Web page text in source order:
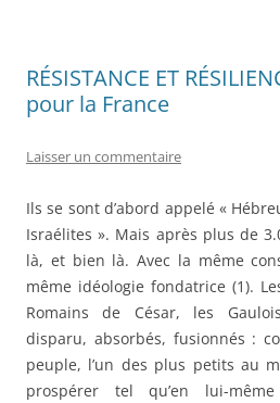
RÉSISTANCE ET
pour la France
Laisser un commentaire
Ils se sont d’abord appelé «
Israélites ». Mais après plus de
là, et bien là. Avec la même
même idéologie fondatrice (1).
Romains de César, les
disparu, absorbés, fusionnés :
peuple, l’un des plus petits au
prospérer tel qu’en lui-